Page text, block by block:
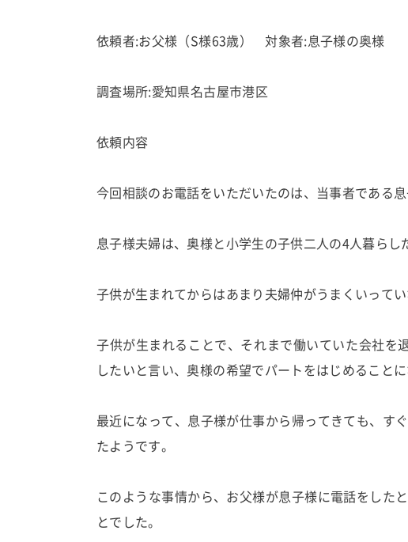
依頼者:お父様（S様63歳） 対象者:息子様の奥様
調査場所:愛知県名古屋市港区
依頼内容
今回相談のお電話をいただいたのは、当事者である
息子様夫婦は、奥様と小学生の子供二人の4人暮らし
子供が生まれてからはあまり夫婦仲がうまくいって
子供が生まれることで、それまで働いていた会社
したいと言い、奥様の希望でパートをはじめることに
最近になって、息子様が仕事から帰ってきても、す
たようです。
このような事情から、お父様が息子様に電話をした
とでした。